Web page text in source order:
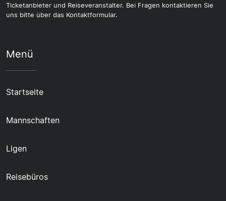
Ticketanbieter und Reiseveranstalter. Bei Fragen kontaktieren Sie
uns bitte über das Kontaktformular.
Menü
Startseite
Mannschaften
Ligen
Reisebüros